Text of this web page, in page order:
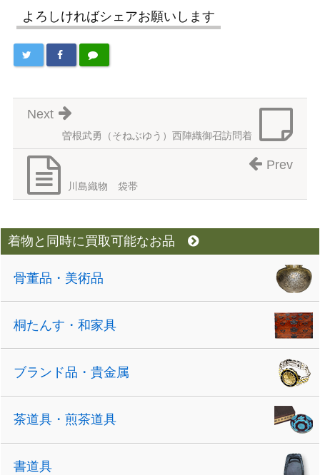
よろしければシェアお願いします
曽根武勇（そねぶゆう）西陣織御召訪問着
Next
川島織物 袋帯
Prev
着物と同時に買取可能なお品
骨董品・美術品
桐たんす・和家具
ブランド品・貴金属
茶道具・煎茶道具
書道具